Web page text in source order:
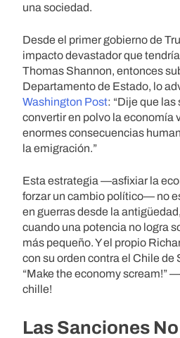
una sociedad.
Desde el primer gobierno de
impacto devastador que
Thomas Shannon, entonces
Departamento de Estado, lo
Washington Post: “Dije que
convertir en polvo la economía
enormes consecuencias
la emigración.”
Esta estrategia —asfixiar la
forzar un cambio político— no
en guerras desde la
cuando una potencia no logra
más pequeño. Y el propio
con su orden contra el Chile de
“Make the economy scream!”
chille!
Las Sanciones